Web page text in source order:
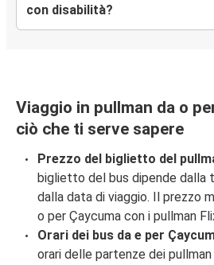
con disabilità?
Viaggio in pullman da o
ciò che ti serve sapere
Prezzo del biglietto del
biglietto del bus dipende dalla
dalla data di viaggio. Il prezzo
o per Çaycuma con i pullman
Orari dei bus da e per
orari delle partenze dei